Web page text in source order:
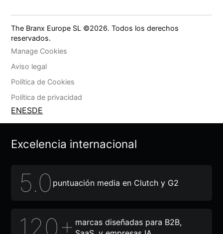
The Branx Europe SL ©2026. Todos los derechos
reservados.
Manage Cookies
Aviso legal
Política de Cookies
Política de privacidad
ENESDE
Excelencia internacional
5.0 puntuación media en Clutch y G2
120+ marcas diseñadas para B2B,